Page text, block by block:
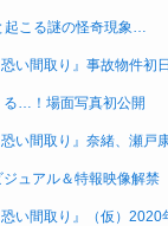
こる謎の怪奇現象…
い間取り』事故物件初
る…！場面写真初公開
い間取り』奈緒、瀬戸
ュアル＆特報映像解禁
い間取り』（仮）2020